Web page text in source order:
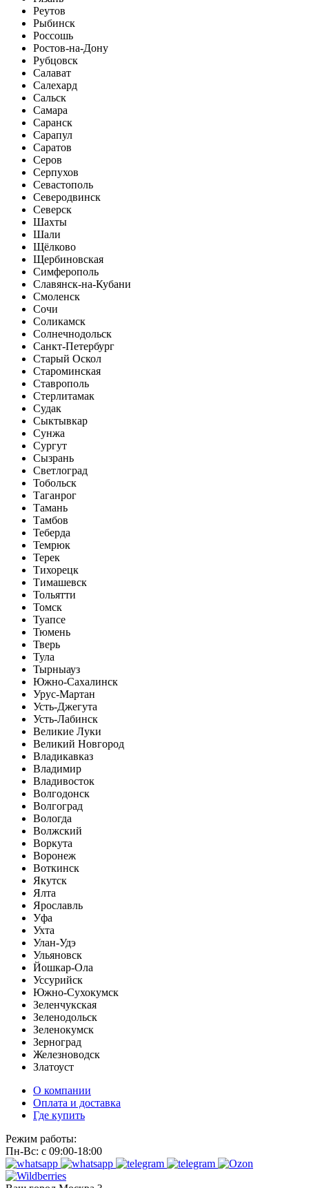
Реутов
Рыбинск
Россошь
Ростов-на-Дону
Рубцовск
Салават
Салехард
Сальск
Самара
Саранск
Сарапул
Саратов
Серов
Серпухов
Севастополь
Северодвинск
Северск
Шахты
Шали
Щёлково
Щербиновская
Симферополь
Славянск-на-Кубани
Смоленск
Сочи
Соликамск
Солнечнодольск
Санкт-Петербург
Старый Оскол
Староминская
Ставрополь
Стерлитамак
Судак
Сыктывкар
Сунжа
Сургут
Сызрань
Светлоград
Тобольск
Таганрог
Тамань
Тамбов
Теберда
Темрюк
Терек
Тихорецк
Тимашевск
Тольятти
Томск
Туапсе
Тюмень
Тверь
Тула
Тырныауз
Южно-Сахалинск
Урус-Мартан
Усть-Джегута
Усть-Лабинск
Великие Луки
Великий Новгород
Владикавказ
Владимир
Владивосток
Волгодонск
Волгоград
Вологда
Волжский
Воркута
Воронеж
Воткинск
Якутск
Ялта
Ярославль
Уфа
Ухта
Улан-Удэ
Ульяновск
Йошкар-Ола
Уссурийск
Южно-Сухокумск
Зеленчукская
Зеленодольск
Зеленокумск
Зерноград
Железноводск
Златоуст
О компании
Оплата и доставка
Где купить
Режим работы:
Пн-Вс: с 09:00-18:00